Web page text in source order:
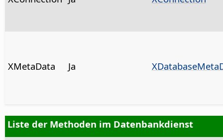
XMetaData Ja
Liste der Methoden im Datenbankdienst